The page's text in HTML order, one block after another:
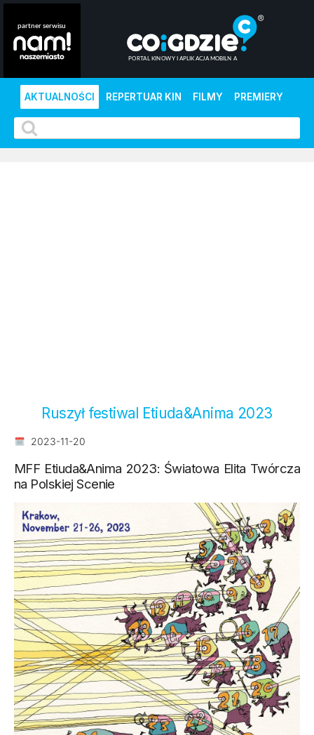
AKTUALNOŚCI REPERTUAR KIN FILMY PREMIERY
Ruszył festiwal Etiuda&Anima 2023
2023-11-20
MFF Etiuda&Anima 2023: Światowa Elita Twórcza
na Polskiej Scenie